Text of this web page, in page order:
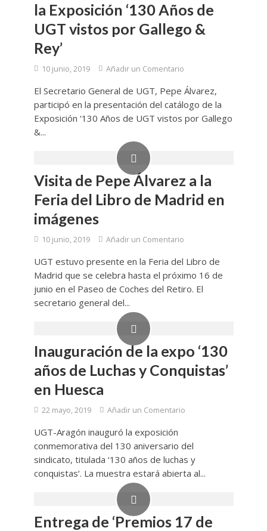
la Exposición ‘130 Años de
UGT vistos por Gallego &
Rey’
10 junio, 2019 Añadir un Comentario
El Secretario General de UGT, Pepe Álvarez,
participó en la presentación del catálogo de la
Exposición ‘130 Años de UGT vistos por Gallego
&...
Visita de Pepe Álvarez a la
Feria del Libro de Madrid en
imágenes
10 junio, 2019 Añadir un Comentario
UGT estuvo presente en la Feria del Libro de
Madrid que se celebra hasta el próximo 16 de
junio en el Paseo de Coches del Retiro. El
secretario general del...
Inauguración de la expo ‘130
años de Luchas y Conquistas’
en Huesca
22 mayo, 2019 Añadir un Comentario
UGT-Aragón inauguró la exposición
conmemorativa del 130 aniversario del
sindicato, titulada ‘130 años de luchas y
conquistas‘. La muestra estará abierta al...
Entrega de ‘Premios 17 de